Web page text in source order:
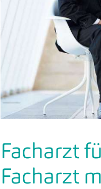
Facharzt
Facharzt